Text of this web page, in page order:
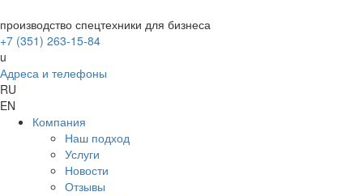
производство спецтехники для бизнеса
+7 (351) 263-15-84
u
Адреса и телефоны
RU
EN
Компания
Наш подход
Услуги
Новости
Отзывы